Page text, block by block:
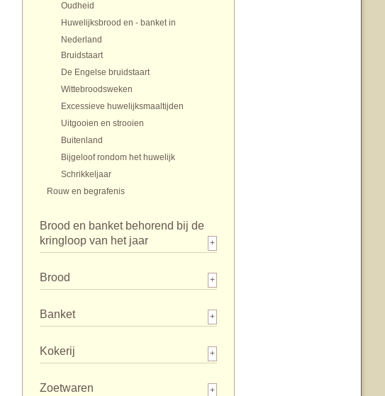
Oudheid
Huwelijksbrood en - banket in
Nederland
Bruidstaart
De Engelse bruidstaart
Wittebroodsweken
Excessieve huwelijksmaaltijden
Uitgooien en strooien
Buitenland
Bijgeloof rondom het huwelijk
Schrikkeljaar
Rouw en begrafenis
Brood en banket behorend bij de
kringloop van het jaar
+
Brood +
Banket +
Kokerij +
Zoetwaren +